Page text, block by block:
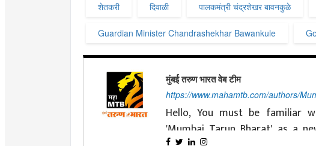
शेतकरी दिवाळी पालकमंत्री चंद्रशेखर बावनकुळे
Guardian Minister Chandrashekhar Bawankule
मुंबई तरुण भारत वेब टीम
https://www.mahamtb.com/authors/
Hello, You must be familiar
'Mumbai Tarun Bharat' as a